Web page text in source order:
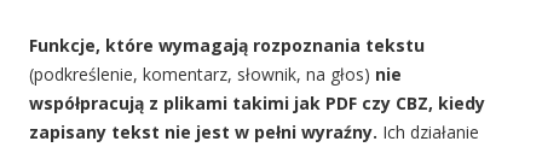
Funkcje, które wymagają rozpoznania tekstu
(podkreślenie, komentarz, słownik, na głos) nie
współpracują z plikami takimi jak PDF czy CBZ, kiedy
zapisany tekst nie jest w pełni wyraźny. Ich działanie